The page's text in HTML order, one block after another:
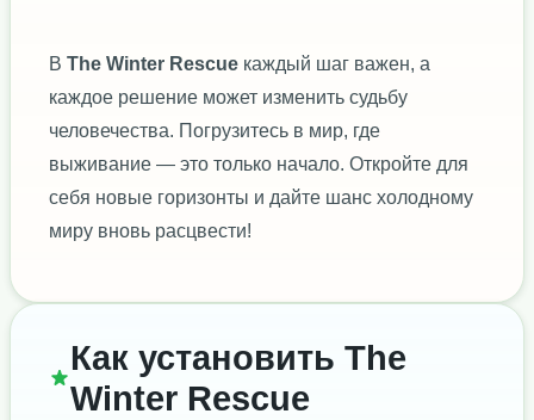
В The Winter Rescue каждый шаг важен, а
каждое решение может изменить судьбу
человечества. Погрузитесь в мир, где
выживание — это только начало. Откройте для
себя новые горизонты и дайте шанс холодному
миру вновь расцвести!
Как установить The
Winter Rescue